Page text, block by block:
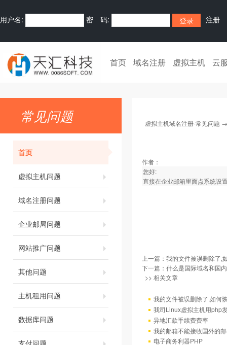
用户名: 密 码: 注册
首页 域名注册 虚拟主机 云
常见问题
首页
虚拟主机问题
域名注册问题
企业邮局问题
网站推广问题
其他问题
主机租用问题
数据库问题
支付问题
虚拟主机域名注册-常见问题
作者：
您好:
直接在企业邮箱里面点系统设
上一篇： 我的文件被误删除了,
下一篇： 什么是国际域名和国
>> 相关文章
我的文件被误删除了,如何
我司Linux虚拟主机用php
异地汇款手续费费率
我的邮箱不能接收国外的
电子商务利器PHP